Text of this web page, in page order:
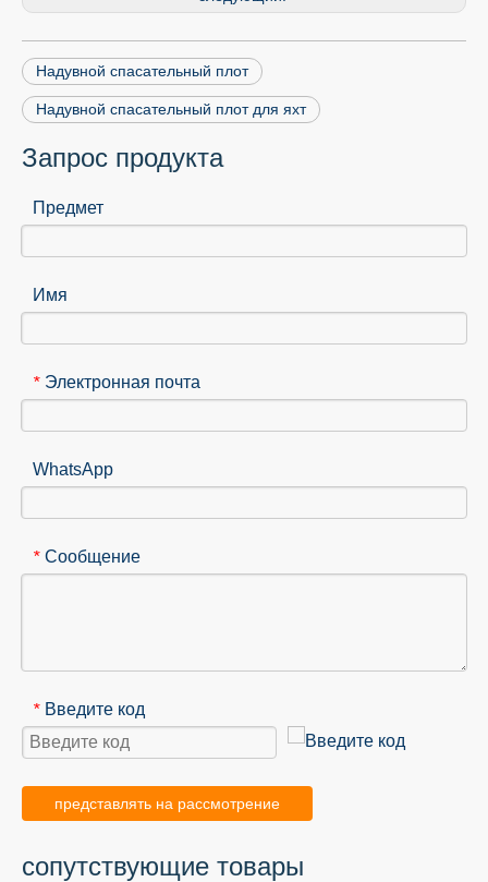
Надувной спасательный плот
Надувной спасательный плот для яхт
Запрос продукта
Предмет
Имя
* Электронная почта
WhatsApp
* Сообщение
* Введите код
представлять на рассмотрение
сопутствующие товары